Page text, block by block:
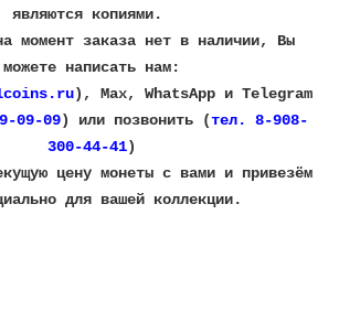
являются копиями.
момент заказа нет в наличии, Вы
можете написать нам:
), Max, WhatsApp и Telegram
09-09) или позвонить (тел. 8-908-
300-44-41)
цену монеты с вами и привезём
для вашей коллекции.